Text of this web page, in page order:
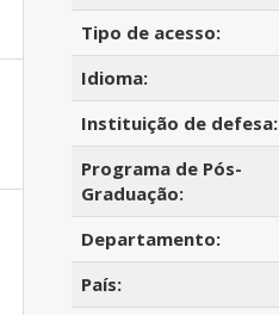
Tipo de acesso:
Idioma:
Instituição de defesa:
Programa de Pós-
Graduação:
Departamento:
País: